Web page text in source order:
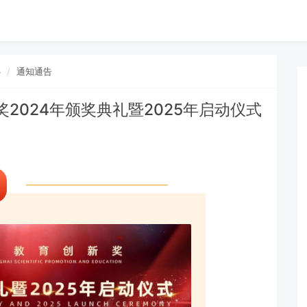
通知通告
2024年颁奖典礼暨2025年启动仪式